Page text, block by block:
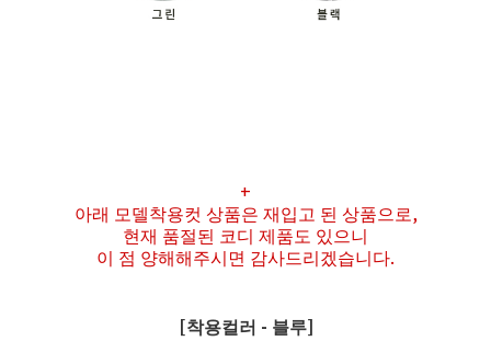
+
아래 모델착용컷 상품은 재입고 된 상품으로,
현재 품절된 코디 제품도 있으니
이 점 양해해주시면 감사드리겠습니다.
[착용컬러 - 블루]